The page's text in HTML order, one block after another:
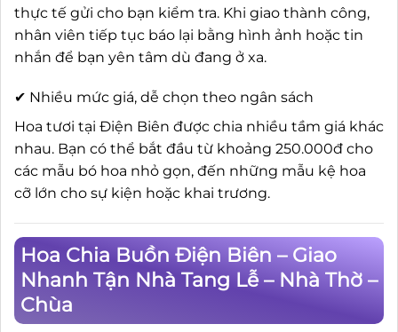
thực tế gửi cho bạn kiểm tra. Khi giao thành công,
nhân viên tiếp tục báo lại bằng hình ảnh hoặc tin
nhắn để bạn yên tâm dù đang ở xa.
✔ Nhiều mức giá, dễ chọn theo ngân sách
Hoa tươi tại Điện Biên được chia nhiều tầm giá khác
nhau. Bạn có thể bắt đầu từ khoảng 250.000đ cho
các mẫu bó hoa nhỏ gọn, đến những mẫu kệ hoa
cỡ lớn cho sự kiện hoặc khai trương.
Hoa Chia Buồn Điện Biên – Giao
Nhanh Tận Nhà Tang Lễ – Nhà Thờ –
Chùa